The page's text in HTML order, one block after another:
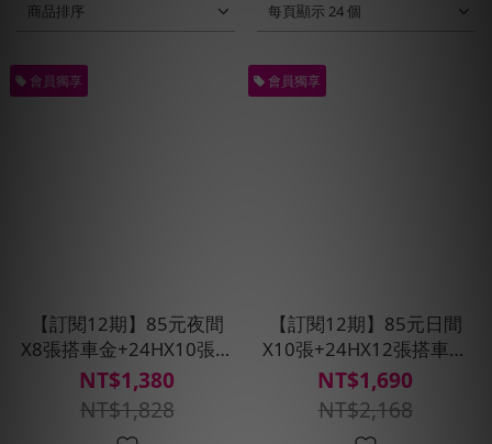
商品排序 每頁顯示 24 個
會員獨享
【訂閱12期】85元夜間
X8張搭車金+24HX10張搭
車金★贈預約派車2次
NT$1,380
NT$1,828
會員獨享
【訂閱12期】85元日間
X10張+24HX12張搭車金
★贈預約派車2次
NT$1,690
NT$2,168